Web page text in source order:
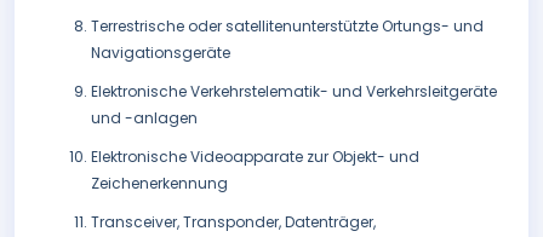
Terrestrische oder satellitenunterstützte Ortungs- und
Navigationsgeräte
Elektronische Verkehrstelematik- und Verkehrsleitgeräte
und -anlagen
Elektronische Videoapparate zur Objekt- und
Zeichenerkennung
Transceiver, Transponder, Datenträger,